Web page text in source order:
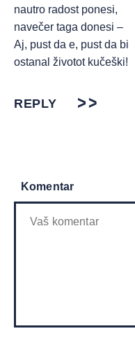
nautro radost ponesi,
navečer taga donesi –
Aj, pust da e, pust da bi
ostanal životot kučeški!
REPLY
Komentar